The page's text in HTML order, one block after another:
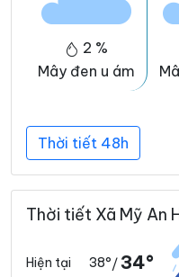
2 %
Mây đen u ám
Thời tiết 48h
Thời tiết Xã Mỹ An
Hiện tại 38°/ 34°